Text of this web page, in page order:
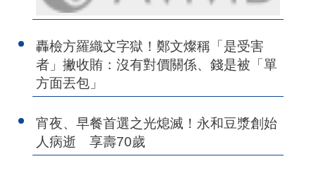
轟檢方羅織文字獄！鄭文燦稱「是受害
者」撇收賄：沒有對價關係、錢是被「單
方面丟包」
宵夜、早餐首選之光熄滅！永和豆漿創始
人病逝 享壽70歲